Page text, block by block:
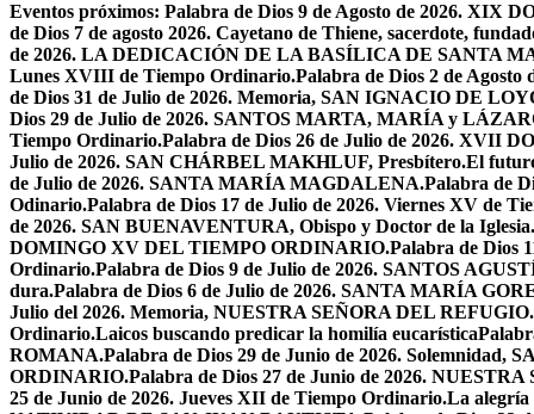
Eventos próximos: Palabra de Dios 9 de Agosto de 2026. XIX
de Dios 7 de agosto 2026. Cayetano de Thiene, sacerdote,
de 2026. LA DEDICACIÓN DE LA BASÍLICA DE SANTA
Lunes XVIII de Tiempo Ordinario.Palabra de Dios 2 de
de Dios 31 de Julio de 2026. Memoria, SAN IGNACIO DE
Dios 29 de Julio de 2026. SANTOS MARTA, MARÍA y
Tiempo Ordinario.Palabra de Dios 26 de Julio de 2026. XVII
Julio de 2026. SAN CHÁRBEL MAKHLUF, Presbítero.El
de Julio de 2026. SANTA MARÍA MAGDALENA.Palabra de
Odinario.Palabra de Dios 17 de Julio de 2026. Viernes XV de
de 2026. SAN BUENAVENTURA, Obispo y Doctor de la Iglesia.
DOMINGO XV DEL TIEMPO ORDINARIO.Palabra de Dios
Ordinario.Palabra de Dios 9 de Julio de 2026. SANTOS
dura.Palabra de Dios 6 de Julio de 2026. SANTA MARÍA
Julio del 2026. Memoria, NUESTRA SEÑORA DEL REFUGIO.
Ordinario.Laicos buscando predicar la homilía eucarística
ROMANA.Palabra de Dios 29 de Junio de 2026. Solemnidad,
ORDINARIO.Palabra de Dios 27 de Junio de 2026.
25 de Junio de 2026. Jueves XII de Tiempo Ordinario.La alegría